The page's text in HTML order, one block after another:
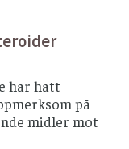
har hatt
på
midler mot